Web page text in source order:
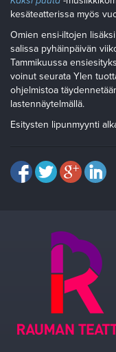
kesäteatterissa myös
Omien ensi-iltojen
salissa pyhäinpäivän
Tammikuussa
voinut seurata Ylen
ohjelmistoa
lastennäytelmällä.
Esitysten lipunmyynti